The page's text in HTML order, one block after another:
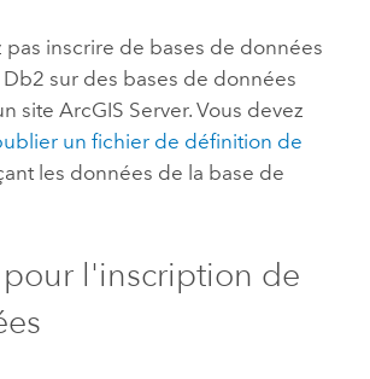
pas inscrire de bases de données
Db2 sur des bases de données
site ArcGIS Server. Vous devez
un fichier de définition de
les données de la base de
pour l'inscription de